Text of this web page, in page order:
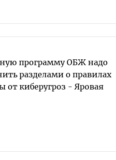
программу ОБЖ надо
разделами о правилах
от киберугроз - Яровая